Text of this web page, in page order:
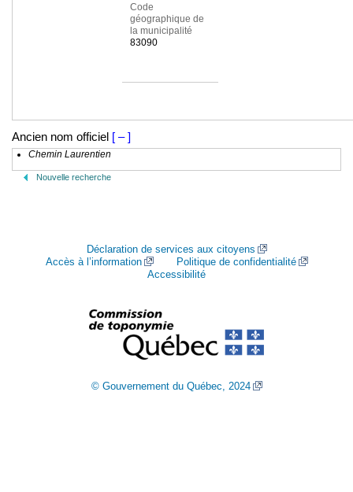
Code
géographique de
la municipalité
83090
Ancien nom officiel [ – ]
Chemin Laurentien
Nouvelle recherche
Déclaration de services aux citoyens
Accès à l’information
Politique de confidentialité
Accessibilité
© Gouvernement du Québec, 2024